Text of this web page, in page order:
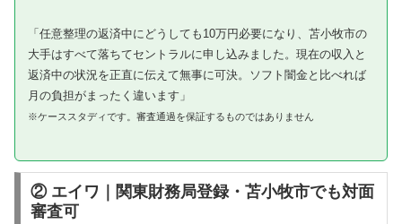
「任意整理の返済中にどうしても10万円必要になり、苫小牧市の
大手はすべて落ちてセントラルに申し込みました。現在の収入と
返済中の状況を正直に伝えて無事に可決。ソフト闇金と比べれば
月の負担がまったく違います」
※ケーススタディです。審査通過を保証するものではありません
② エイワ｜関東財務局登録・苫小牧市でも対面
審査可